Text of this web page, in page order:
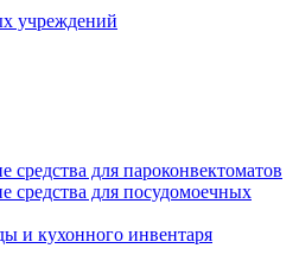
учреждений
для пароконвектоматов
для посудомоечных
и кухонного инвентаря